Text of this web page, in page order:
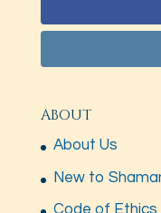
ABOUT
About Us
New to
Code of Ethics